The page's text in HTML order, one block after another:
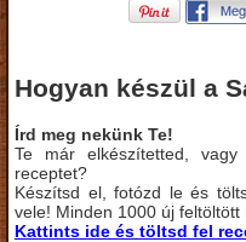
Hogyan készül a
Írd meg nekünk Te!
Te már elkészítetted,
receptet?
Készítsd el, fotózd le és
vele! Minden 1000 új
Kattints ide és töltsd fel